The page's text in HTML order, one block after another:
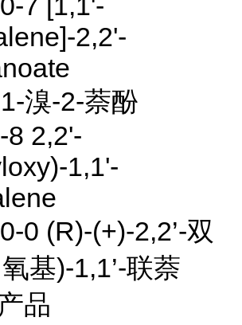
2,2'-
溴-2-萘酚
8 2,2'-
1,1'-
0 (R)-(+)-2,2’-双
基)-1,1’-联萘
品